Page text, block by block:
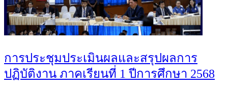
การประชุมประเมินผลและสรุปผลการ
ปฏิบัติงาน ภาคเรียนที่ 1 ปีการศึกษา 2568